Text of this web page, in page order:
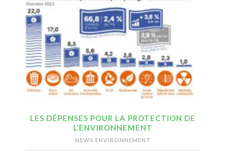
LES DÉPENSES POUR LA PROTECTION DE
L’ENVIRONNEMENT
NEWS ENVIRONNEMENT